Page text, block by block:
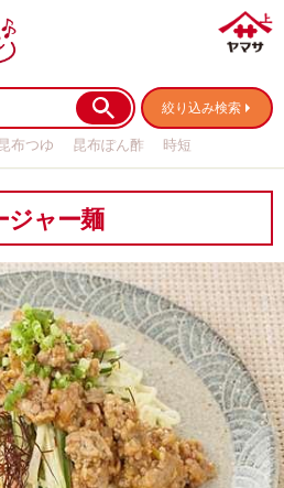
絞り込み検索
布つゆ 昆布ぽん酢
時短
ジャー麺